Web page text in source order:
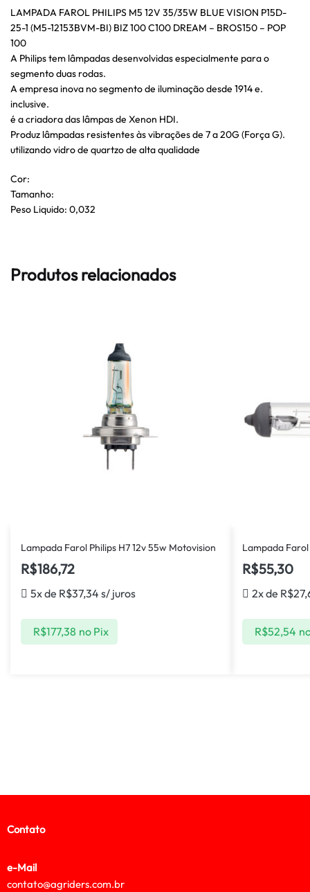
LAMPADA FAROL PHILIPS M5 12V 35/35W BLUE VISION P15D-
25-1 (M5-12153BVM-BI) BIZ 100 C100 DREAM – BROS150 – POP
100
A Philips tem lâmpadas desenvolvidas especialmente para o
segmento duas rodas.
A empresa inova no segmento de iluminação desde 1914 e.
inclusive.
é a criadora das lâmpas de Xenon HDI.
Produz lâmpadas resistentes às vibrações de 7 a 20G (Força G).
utilizando vidro de quartzo de alta qualidade
Cor:
Tamanho:
Peso Liquido: 0,032
Produtos relacionados
Lampada Farol Philips H7 12v 55w Motovision
R$186,72
5x de R$37,34 s/ juros
R$177,38 no Pix
Lampada
R$55,30
2x de R$
R$52,54
Contato
e-Mail
contato@agriders.com.br